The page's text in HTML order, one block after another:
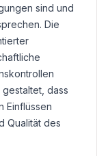
sind und
Die
dass
Einflüssen
Qualität des